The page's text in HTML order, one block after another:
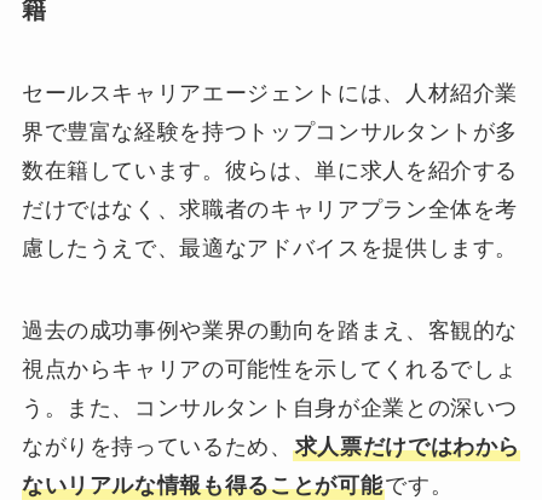
籍
セールスキャリアエージェントには、人材紹介業
界で豊富な経験を持つトップコンサルタントが多
数在籍しています。彼らは、単に求人を紹介する
だけではなく、求職者のキャリアプラン全体を考
慮したうえで、最適なアドバイスを提供します。
過去の成功事例や業界の動向を踏まえ、客観的な
視点からキャリアの可能性を示してくれるでしょ
う。また、コンサルタント自身が企業との深いつ
ながりを持っているため、 求人票だけではわから
ないリアルな情報も得ることが可能です。